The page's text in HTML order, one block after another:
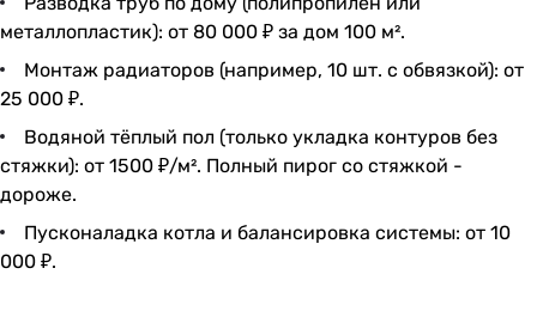
металлопластик): от 80 000 ₽ за дом 100 м².
Монтаж радиаторов (например, 10 шт. с обвязкой): от
25 000 ₽.
Водяной тёплый пол (только укладка контуров без
стяжки): от 1500 ₽/м². Полный пирог со стяжкой -
дороже.
Пусконаладка котла и балансировка системы: от 10
000 ₽.